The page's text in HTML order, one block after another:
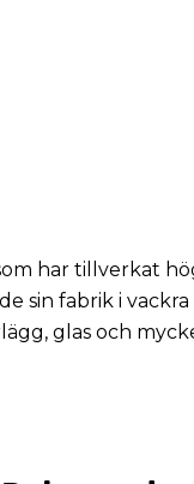
har tillverkat
sin fabrik i
glas och